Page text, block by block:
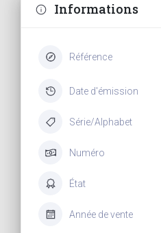
Informations
Référence
Date d'émission
Série/Alphabet
Numéro
État
Année de vente